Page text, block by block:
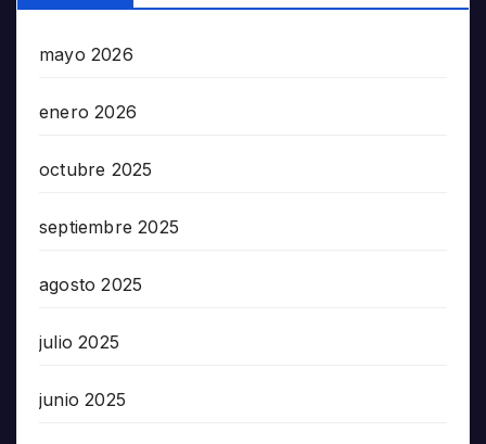
mayo 2026
enero 2026
octubre 2025
septiembre 2025
agosto 2025
julio 2025
junio 2025